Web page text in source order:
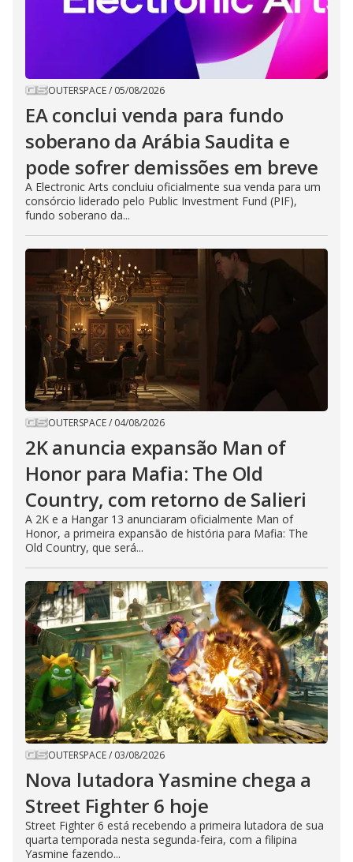
OUTERSPACE/ 05/08/2026
EA conclui venda para fundo
soberano da Arábia Saudita e
pode sofrer demissões em breve
A Electronic Arts concluiu oficialmente sua venda para um
consórcio liderado pelo Public Investment Fund (PIF),
fundo soberano da...
OUTERSPACE/ 04/08/2026
2K anuncia expansão Man of
Honor para Mafia: The Old
Country, com retorno de Salieri
A 2K e a Hangar 13 anunciaram oficialmente Man of
Honor, a primeira expansão de história para Mafia: The
Old Country, que será...
OUTERSPACE/ 03/08/2026
Nova lutadora Yasmine chega a
Street Fighter 6 hoje
Street Fighter 6 está recebendo a primeira lutadora de sua
quarta temporada nesta segunda-feira, com a filipina
Yasmine fazendo...